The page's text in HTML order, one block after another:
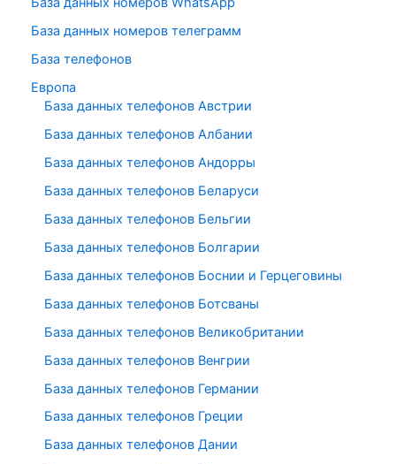
База данных номеров телеграмм
База телефонов
Европа
База данных телефонов Австрии
База данных телефонов Албании
База данных телефонов Андорры
База данных телефонов Беларуси
База данных телефонов Бельгии
База данных телефонов Болгарии
База данных телефонов Боснии и Герцеговины
База данных телефонов Ботсваны
База данных телефонов Великобритании
База данных телефонов Венгрии
База данных телефонов Германии
База данных телефонов Греции
База данных телефонов Дании